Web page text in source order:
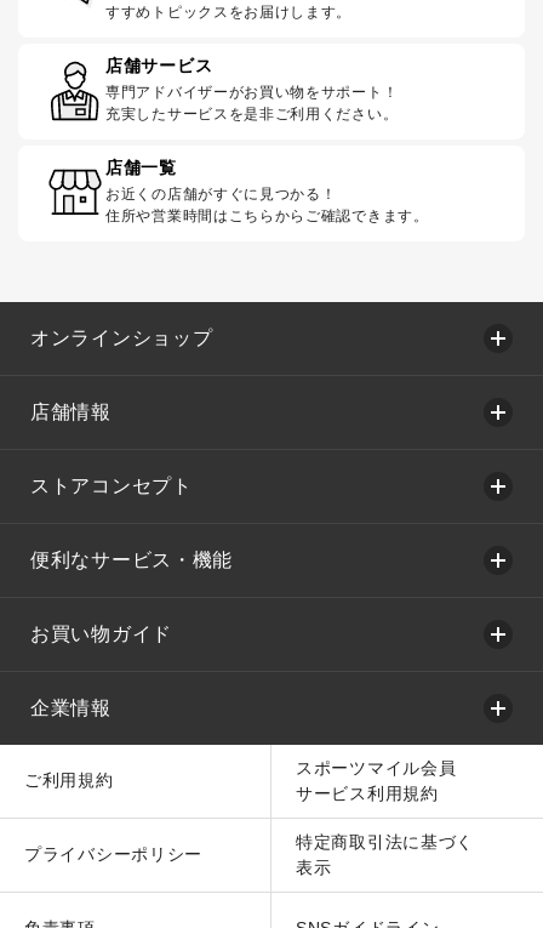
すすめトピックスをお届けします。
店舗サービス
専門アドバイザーがお買い物をサポート！
充実したサービスを是非ご利用ください。
店舗一覧
お近くの店舗がすぐに見つかる！
住所や営業時間はこちらからご確認できます。
オンラインショップ
店舗情報
ストアコンセプト
便利なサービス・機能
お買い物ガイド
企業情報
ご利用規約
スポーツマイル会員
サービス利用規約
プライバシーポリシー
特定商取引法に基づく
表示